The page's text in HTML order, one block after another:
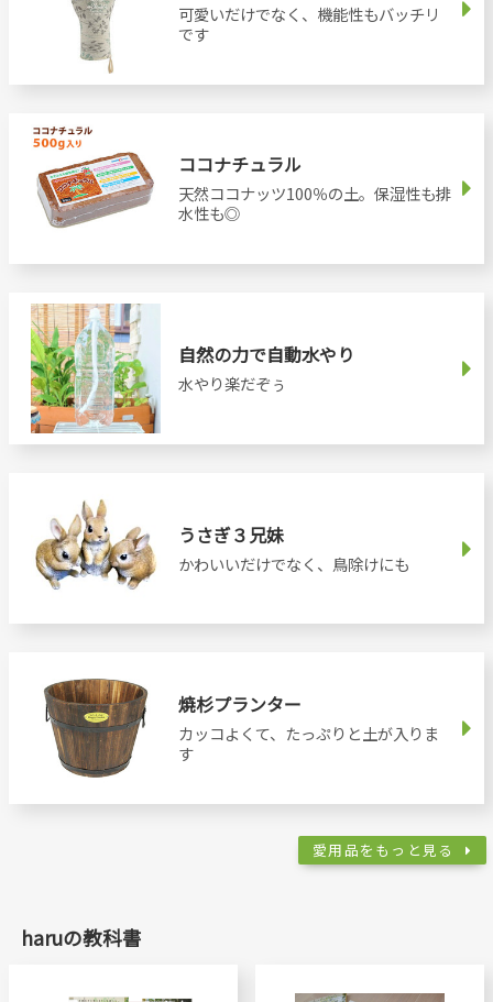
可愛いだけでなく、機能性もバッチリ
です
ココナチュラル
天然ココナッツ100％の土。保湿性も排
水性も◎
自然の力で自動水やり
水やり楽だぞぅ
うさぎ３兄妹
かわいいだけでなく、鳥除けにも
焼杉プランター
カッコよくて、たっぷりと土が入りま
す
愛用品をもっと見る
haruの教科書